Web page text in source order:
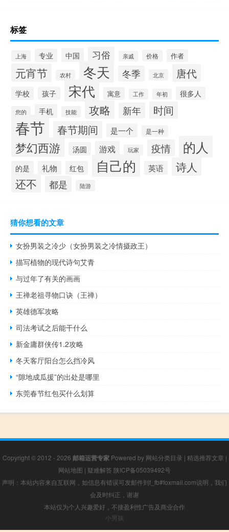
标签
上海 专业 中国 习俗 亲戚 价格 作者
元宵节 农村 冬天 冬季 北京 唐代
学校 孩子 宋代 寓意 工作 年初 很多人
您的 手机 技能 攻略 新年 时间
春节 春节期间 是一个 是一种
梦幻西游 汤圆 游戏 玩家 疫情 的人
的是 礼物 红包 自己的 英语
诗人
还不
都是 陆游
猜你想看的文章
女扮男装之冷少（女扮男装之冷情摄政王）
描写植物的现代诗句艾青
与过年了有关的画画
王禅老祖寻物口诀（王禅）
英雄德军攻略
司法考试之后能干什么
新金庸群侠传1.2攻略
冬天客厅阳台怎么挡冷风
“隙地成瓜援”的出处是哪里
东莞春节红包买什么划算
Copyright © 2012 - 2026 邮箱运营专家Powered by 网站分类目录 | 精选推荐文章 |
网站地图 | 疑难解答 陕ICP备05039492号
声明：本站内容来自互联网，如信息有错误可发邮件到f_fb#foxmail.com说明，我们
会及时纠正，谢谢
本站仅为个人兴趣爱好，不接盈利性广告及商业合作
小男孩